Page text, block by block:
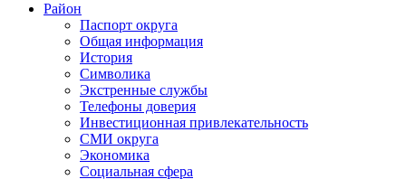
Район
Паспорт округа
Общая информация
История
Символика
Экстренные службы
Телефоны доверия
Инвестиционная привлекательность
СМИ округа
Экономика
Социальная сфера